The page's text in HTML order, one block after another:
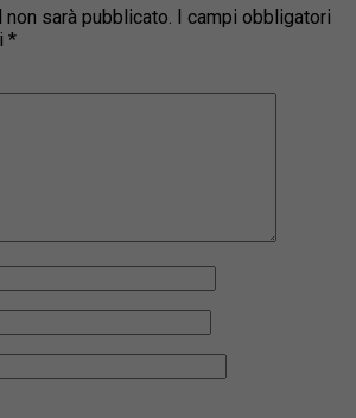
sarà pubblicato. I campi obbligatori
*